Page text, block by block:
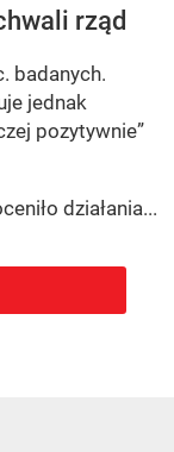
rząd
badanych.
jednak
pozytywnie”
działania...